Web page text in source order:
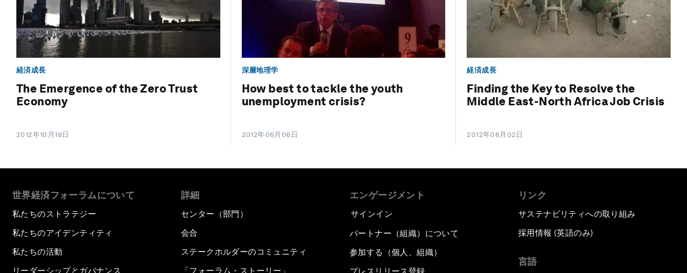
経済成長
The Emergence of the Zero Trust
Economy
2012年10月18日
深層地理学
How best to tackle the youth
unemployment crisis?
2012年06月06日
経済成長
Finding the Key to Resolve the
Middle East-North Africa Job Crisis
2012年06月02日
世界経済フォーラムについて
私たちのストラテジー
私たちのアイデンティティ
私たちの活動
リーダーシップとガバナンス
詳細
センター（部門）
会合
ステークホルダーのコミュニティ
「フォーラム・ストーリー」
エンゲージメント
サインイン
パートナー（組織）について
参加する（個人、組織）
リンク
サステナビリティへの取り組み
採用情報 (英語のみ)
言語